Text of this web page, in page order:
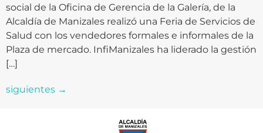
social de la Oficina de Gerencia de la Galería, de la
Alcaldía de Manizales realizó una Feria de Servicios de
Salud con los vendedores formales e informales de la
Plaza de mercado. InfiManizales ha liderado la gestión
[…]
siguientes →